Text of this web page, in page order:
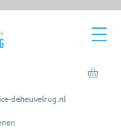
deheuvelrug.nl